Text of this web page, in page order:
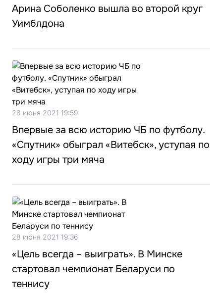
Арина Соболенко вышла во второй круг
Уимблдона
28 июня 2021 19:59
Впервые за всю историю ЧБ по футболу.
«Спутник» обыграл «Витебск», уступая по
ходу игры три мяча
28 июня 2021 19:36
«Цель всегда – выиграть». В Минске
стартовал чемпионат Беларуси по
теннису